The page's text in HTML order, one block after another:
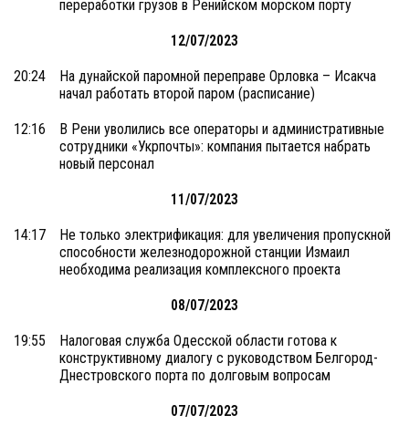
переработки грузов в Ренийском морском порту
12/07/2023
20:24
На дунайской паромной переправе Орловка – Исакча
начал работать второй паром (расписание)
12:16
В Рени уволились все операторы и административные
сотрудники «Укрпочты»: компания пытается набрать
новый персонал
11/07/2023
14:17
Не только электрификация: для увеличения пропускной
способности железнодорожной станции Измаил
необходима реализация комплексного проекта
08/07/2023
19:55
Налоговая служба Одесской области готова к
конструктивному диалогу с руководством Белгород-
Днестровского порта по долговым вопросам
07/07/2023